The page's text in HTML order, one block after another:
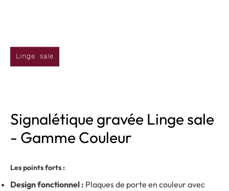
Signalétique gravée Linge sale
- Gamme Couleur
Les points forts :
Design fonctionnel : Plaques de porte en couleur avec